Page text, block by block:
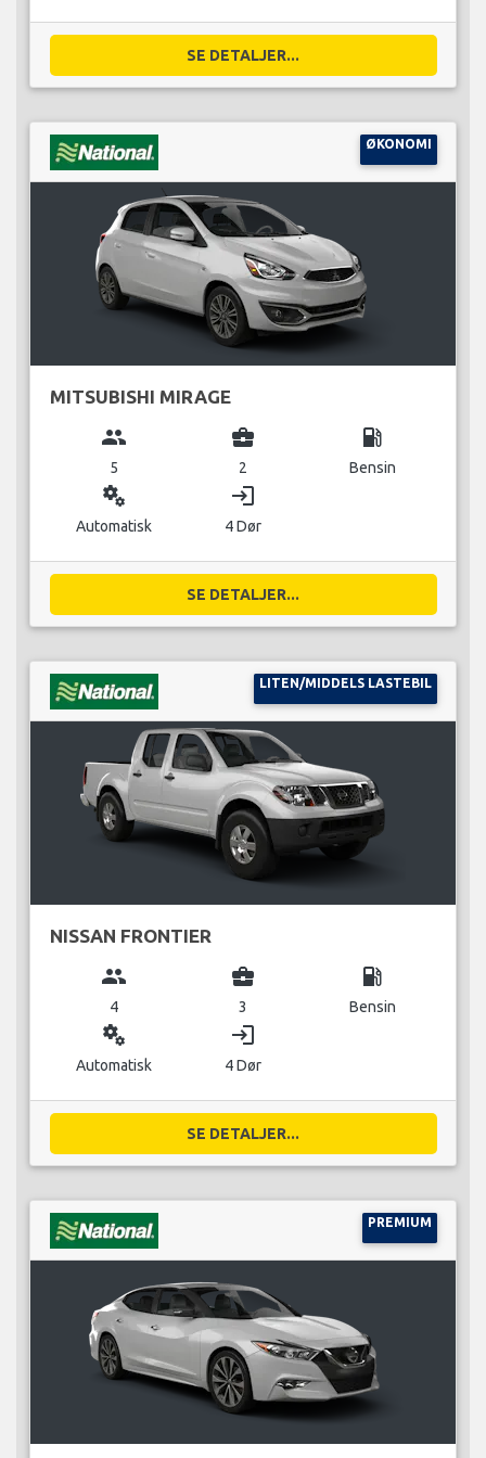
SE DETALJER...
ØKONOMI
MITSUBISHI MIRAGE
group
5
business_center
2
local_gas_station
Bensin
miscellaneous_services
Automatisk
login
4 Dør
SE DETALJER...
LITEN/MIDDELS LASTEBIL
NISSAN FRONTIER
group
4
business_center
3
local_gas_station
Bensin
miscellaneous_services
Automatisk
login
4 Dør
SE DETALJER...
PREMIUM